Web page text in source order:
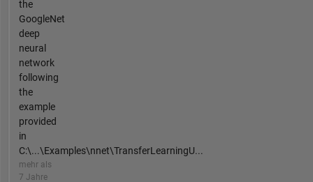
the
GoogleNet
deep
neural
network
following
the
example
provided
in
C:\...\Examples\nnet\TransferLearningU...
mehr als
7 Jahre